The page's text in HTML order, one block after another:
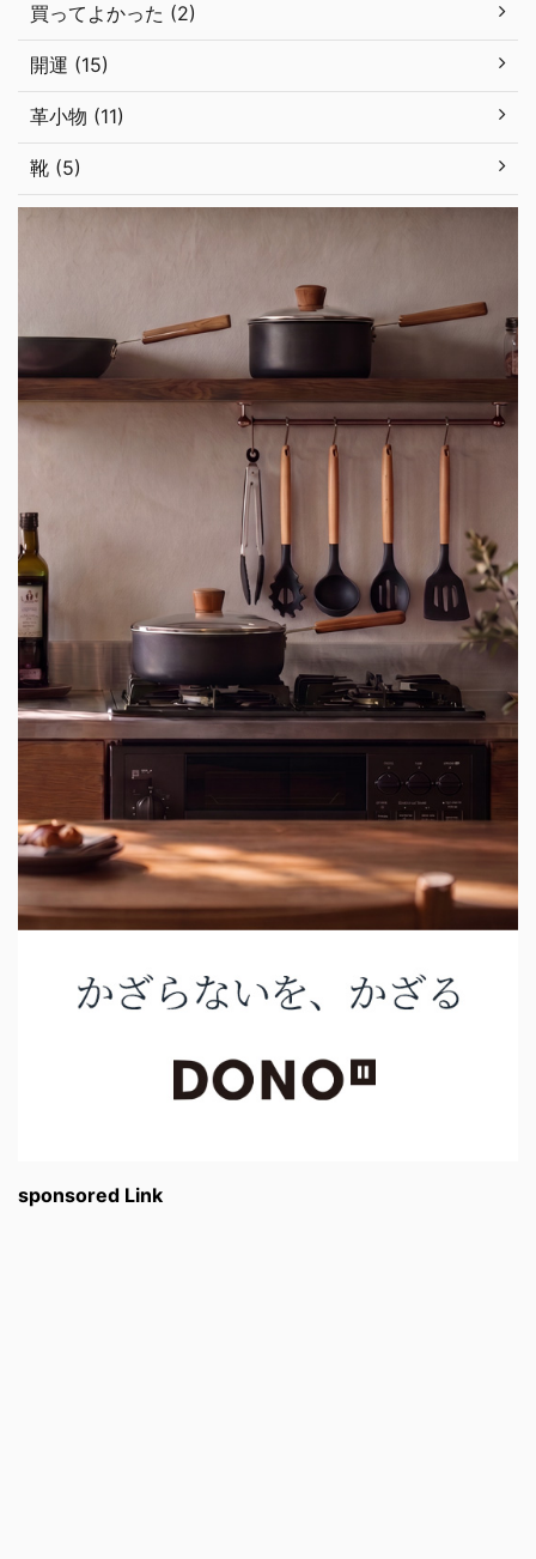
買ってよかった (2)
開運 (15)
革小物 (11)
靴 (5)
sponsored Link